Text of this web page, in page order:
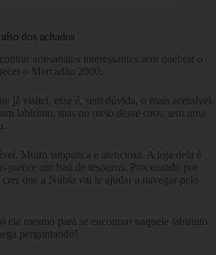
dos achados
artesanatos interessantes sem quebrar o
o Mercadão 2000.
já visitei, esse é, sem dúvida, o mais acessível.
labirinto, mas no meio desse caos, tem uma
Muito simpática e atenciosa. A loja dela é
parece um baú de tesouros. Procurando por
que a Núbia vai te ajudar a navegar pelo
ela mesmo para se encontrar naquele labirinto.
perguntando!